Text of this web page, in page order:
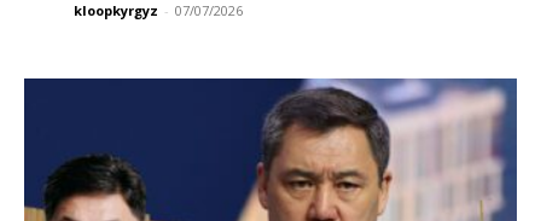
kloopkyrgyz - 07/07/2026